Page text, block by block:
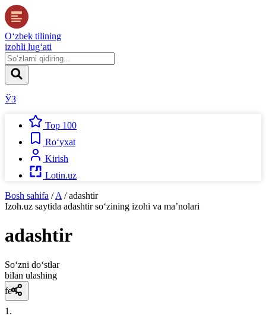
O‘zbek tilining
izohli lug‘ati
ЎЗ
Top 100
Ro‘yxat
Kirish
Lotin.uz
Bosh sahifa / A / adashtir
Izoh.uz saytida adashtirso‘zining izohi va ma’nolari
adashtir
So‘zni do‘stlar
bilan ulashing
fe’l
1.